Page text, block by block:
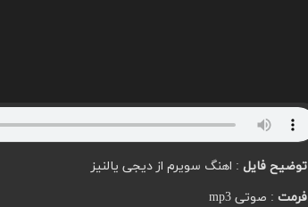
توضیح فایل : اهنگ سویرم از دیجی یالنیز
فرمت : صوتی mp3